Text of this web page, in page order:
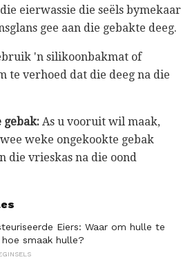
eierwassie die seëls bymekaar
gee aan die gebakte deeg.
'n silikoonbakmat of
te verhoed dat die deeg na die
gebak: As u vooruit wil maak,
weke ongekookte gebak
die vrieskas na die oond
Eiers: Waar om hulle te
smaak hulle?